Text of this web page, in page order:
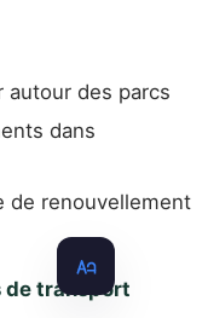
autour des parcs
dans
de renouvellement
transport